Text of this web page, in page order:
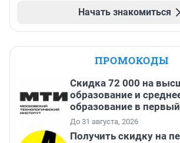
Начать знакомиться
ПРОМОКОДЫ
Скидка 72 000 на
образование и
образование в
До 31 августа, 2026
Получить скидку на